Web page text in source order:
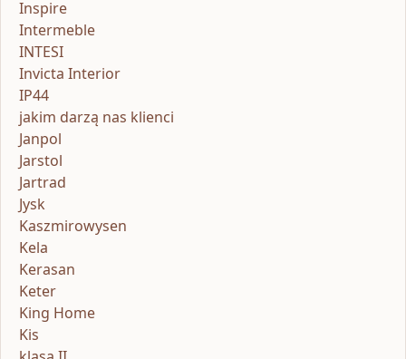
Inspire
Intermeble
INTESI
Invicta Interior
IP44
jakim darzą nas klienci
Janpol
Jarstol
Jartrad
Jysk
Kaszmirowysen
Kela
Kerasan
Keter
King Home
Kis